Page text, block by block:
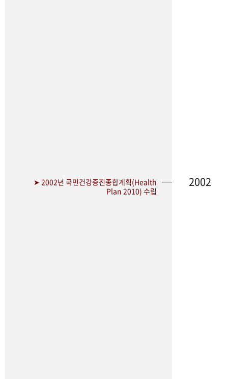
➤ 2002년 국민건강증진종합계획(Health
Plan 2010) 수립
2002